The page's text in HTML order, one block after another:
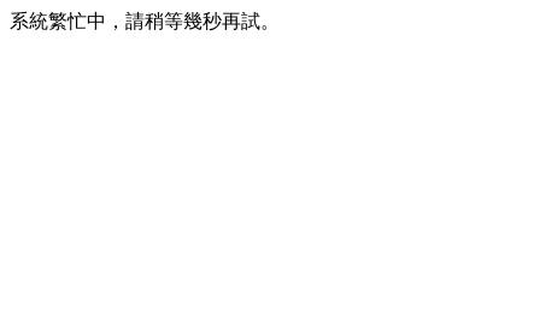
系統繁忙中，請稍等幾秒再試。